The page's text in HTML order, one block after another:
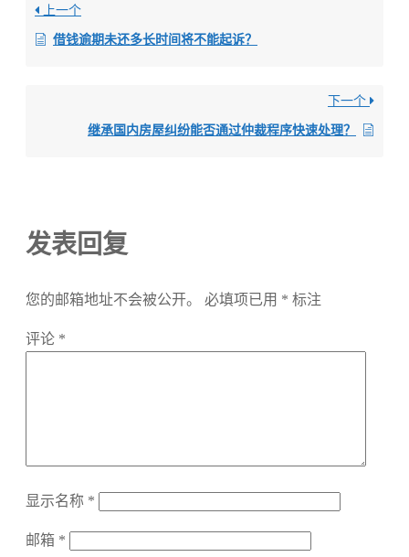
上一个
借钱逾期未还多长时间将不能起诉？
下一个
继承国内房屋纠纷能否通过仲裁程序快速处理？
发表回复
您的邮箱地址不会被公开。 必填项已用 * 标注
评论 *
显示名称 *
邮箱 *